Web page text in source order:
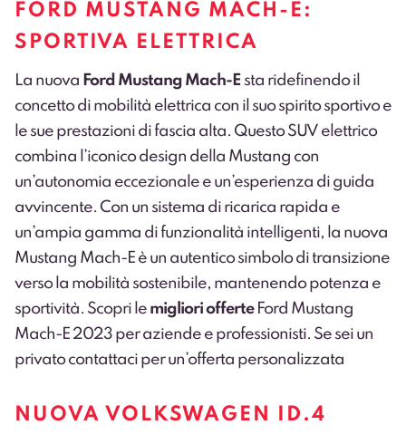
FORD MUSTANG MACH-E:
SPORTIVA ELETTRICA
La nuova Ford Mustang Mach-E sta ridefinendo il
concetto di mobilità elettrica con il suo spirito sportivo e
le sue prestazioni di fascia alta. Questo SUV elettrico
combina l’iconico design della Mustang con
un’autonomia eccezionale e un’esperienza di guida
avvincente. Con un sistema di ricarica rapida e
un’ampia gamma di funzionalità intelligenti, la nuova
Mustang Mach-E è un autentico simbolo di transizione
verso la mobilità sostenibile, mantenendo potenza e
sportività. Scopri le migliori offerteFord Mustang
Mach-E 2023 per aziende e professionisti. Se sei un
privatocontattaci per un’offerta personalizzata
NUOVA VOLKSWAGEN ID.4